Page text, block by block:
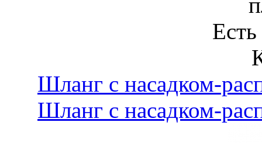
Шланг с насадком-
Шланг с насадком-